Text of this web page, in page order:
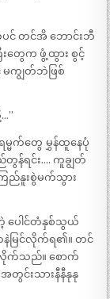
င် တင်အိ ဘောင်းဘီ
တွေက ဖွံ့ထွား စွင့်
ကျွတ်ဘဲဖြစ်
မက်တွေ မွှန်ထူနေပုံ
န်ရင်း…. ကူချွတ်
ည်နူးစွဲမက်သွား
ပေါင်တံနှစ်သွယ်
ကနဲမြင်လိုက်ရ၏။ တင်
လိုက်သည်။ စောက်
တွင်းသားနီနီနုနု